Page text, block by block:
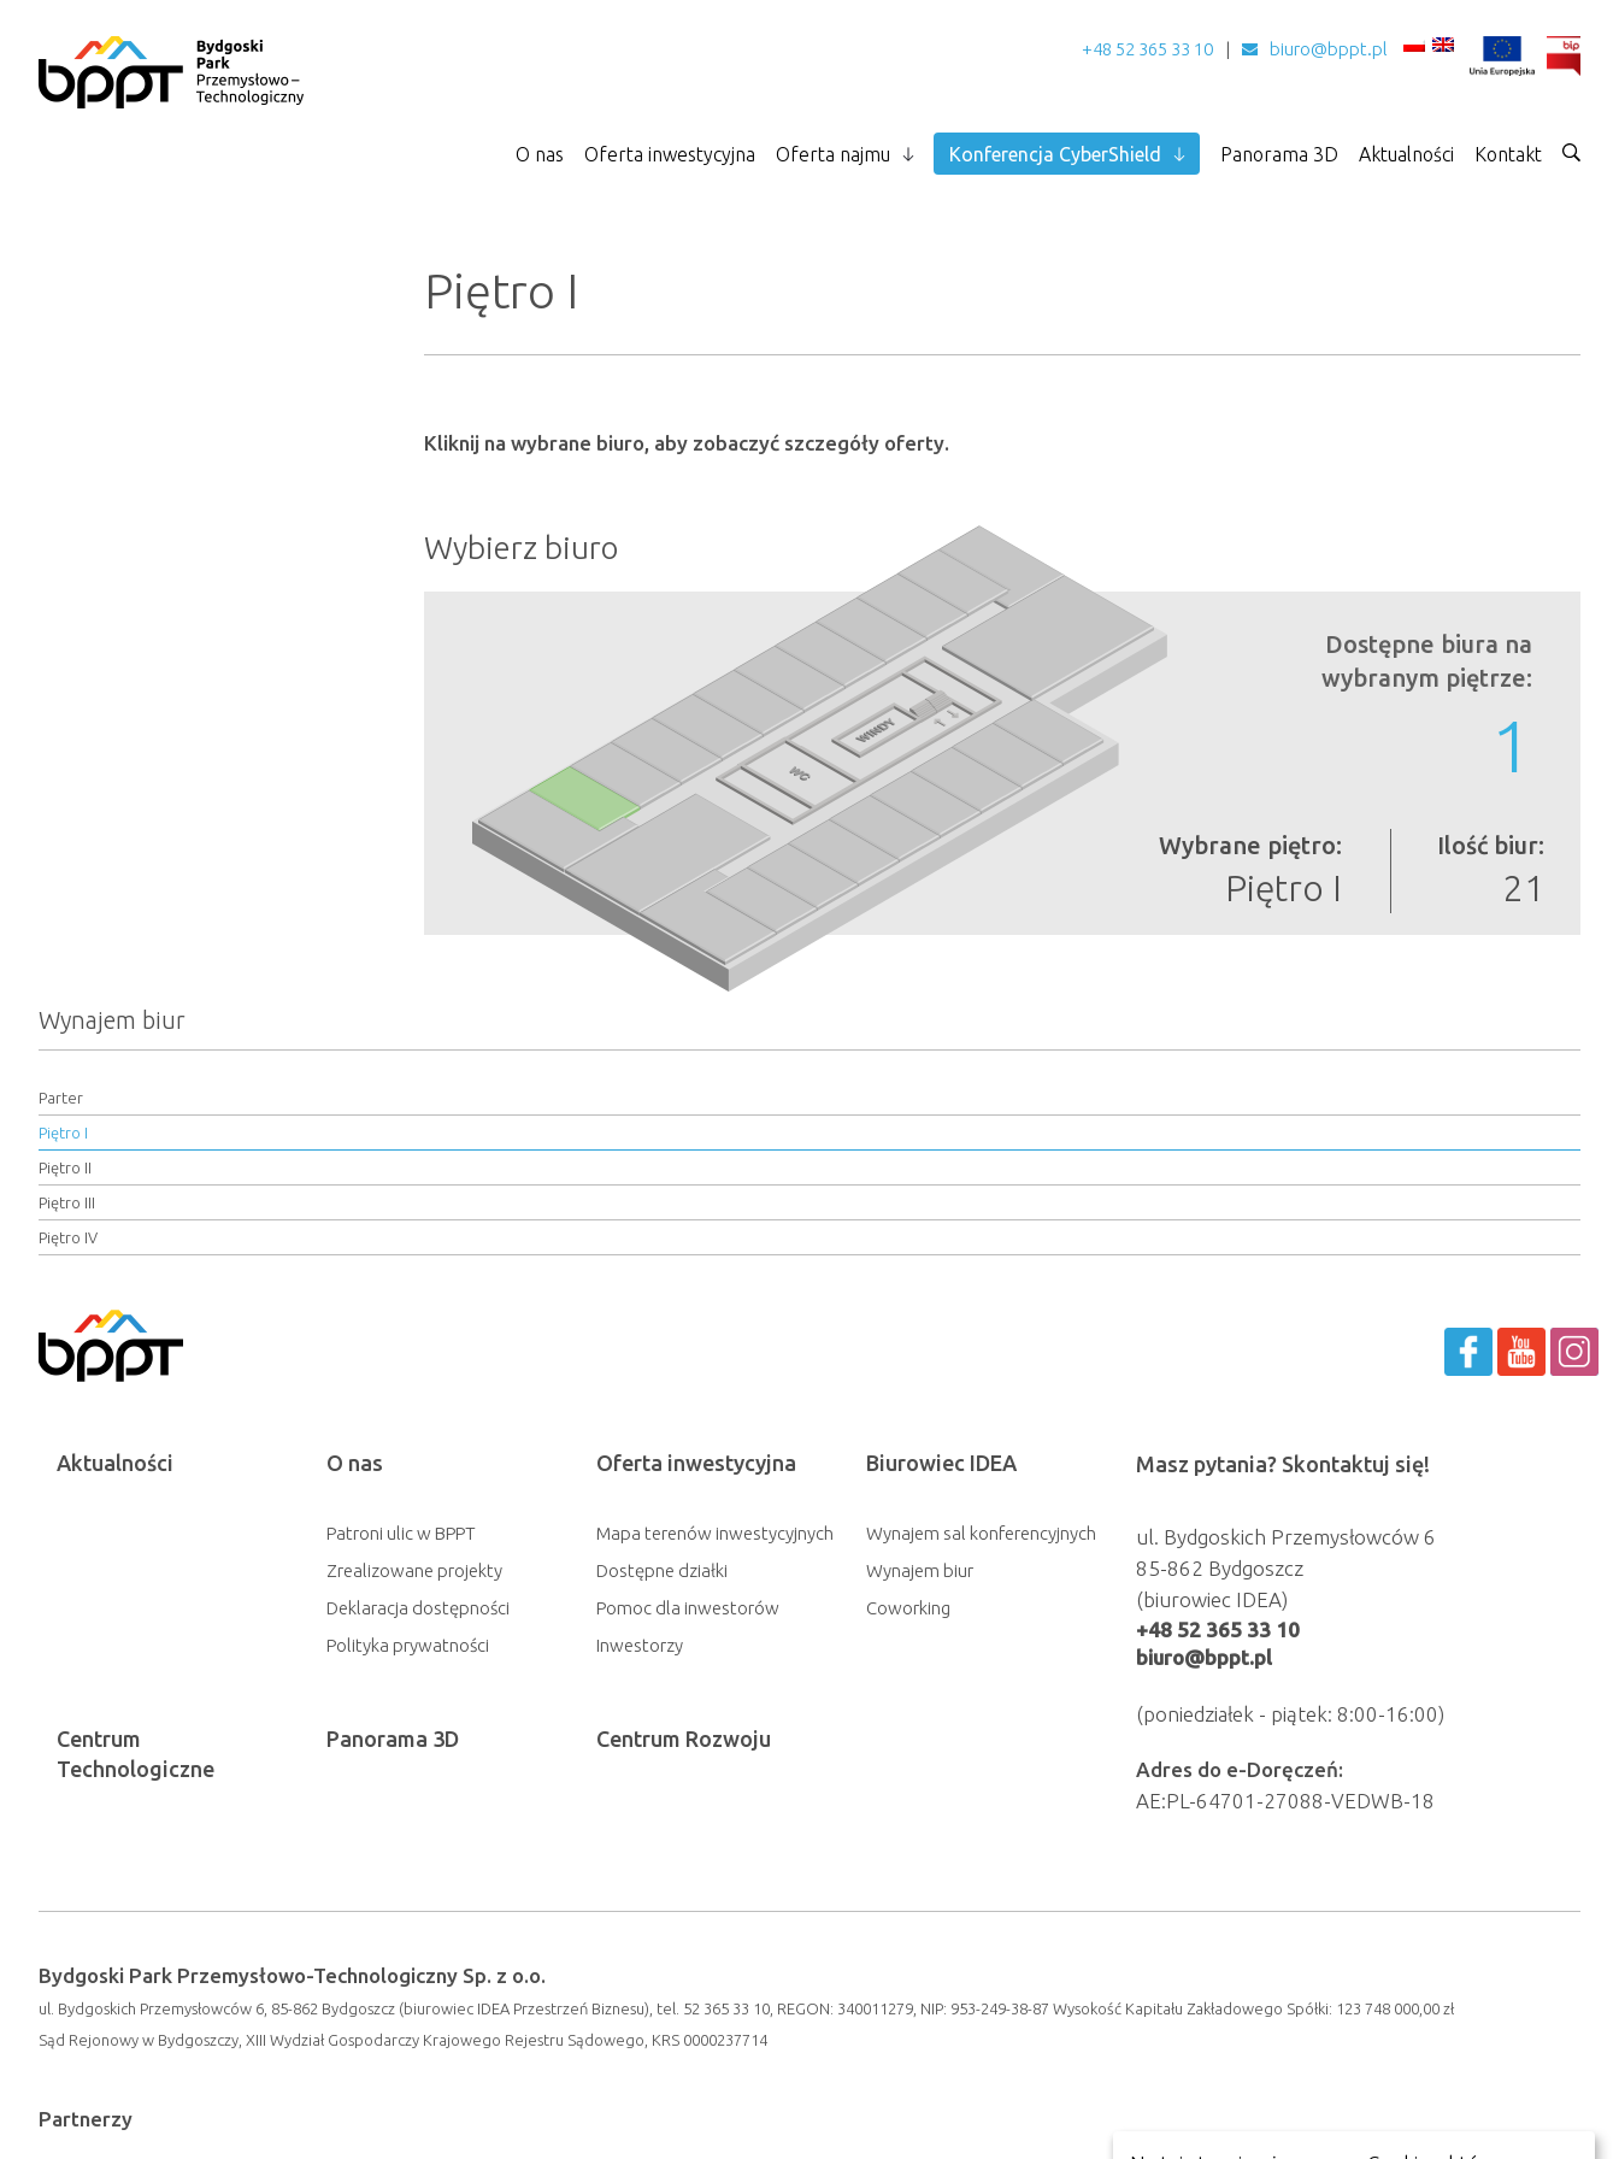
+48 52 365 33 10 biuro@bppt.pl
O nas Oferta inwestycyjna Oferta najmu Konferencja CyberShield Panorama 3D Aktualności Kontakt
Piętro I
Kliknij na wybrane biuro, aby zobaczyć szczegóły oferty.
Wybierz biuro
Dostępne biura na
wybranym piętrze:
1
Wybrane piętro:
Piętro I
Ilość biur:
21
Wynajem biur
Parter
Piętro I
Piętro II
Piętro III
Piętro IV
Aktualności O nas
Patroni ulic w BPPT
Zrealizowane projekty
Deklaracja dostępności
Polityka prywatności
Oferta inwestycyjna
Mapa terenów inwestycyjnych
Dostępne działki
Pomoc dla inwestorów
Inwestorzy
Biurowiec IDEA
Wynajem sal konferencyjnych
Wynajem biur
Coworking
Centrum
Technologiczne
Panorama 3D Centrum Rozwoju
Masz pytania? Skontaktuj się!
ul. Bydgoskich Przemysłowców 6
85-862 Bydgoszcz
(biurowiec IDEA)
+48 52 365 33 10
biuro@bppt.pl
(poniedziałek - piątek: 8:00-16:00)
Adres do e-Doręczeń:
AE:PL-64701-27088-VEDWB-18
Bydgoski Park Przemysłowo-Technologiczny Sp. z o.o.
ul. Bydgoskich Przemysłowców 6, 85-862 Bydgoszcz (biurowiec IDEA Przestrzeń Biznesu), tel. 52 365 33 10, REGON: 340011279, NIP: 953-249-38-87 Wysokość Kapitału Zakładowego Spółki: 123 748 000,00 zł
Sąd Rejonowy w Bydgoszczy, XIII Wydział Gospodarczy Krajowego Rejestru Sądowego, KRS 0000237714
Partnerzy